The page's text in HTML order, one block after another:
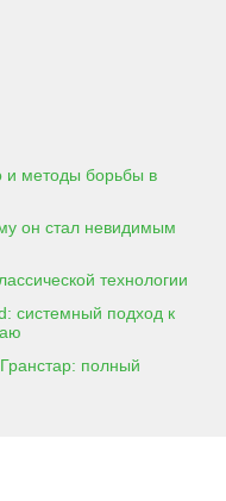
и методы борьбы в
он стал невидимым
технологии
системный подход к
полный